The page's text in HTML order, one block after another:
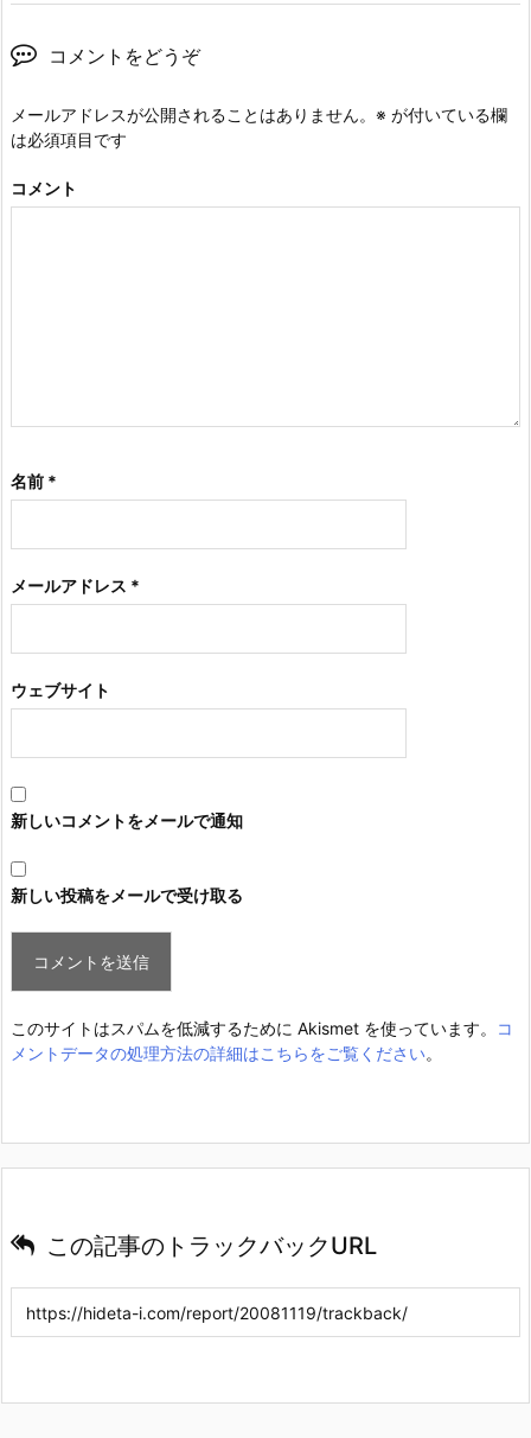
コメントをどうぞ
メールアドレスが公開されることはありません。 ※ が付いている欄
は必須項目です
コメント
名前 *
メールアドレス *
ウェブサイト
新しいコメントをメールで通知
新しい投稿をメールで受け取る
このサイトはスパムを低減するために Akismet を使っています。
コ
メントデータの処理方法の詳細はこちらをご覧ください。
この記事のトラックバックURL